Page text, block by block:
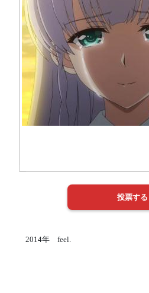
2014年 feel.